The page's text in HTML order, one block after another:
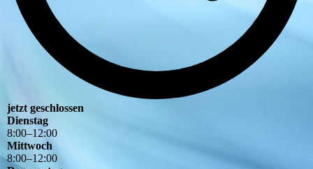
jetzt geschlossen
Dienstag
8:00–12:00
Mittwoch
8:00–12:00